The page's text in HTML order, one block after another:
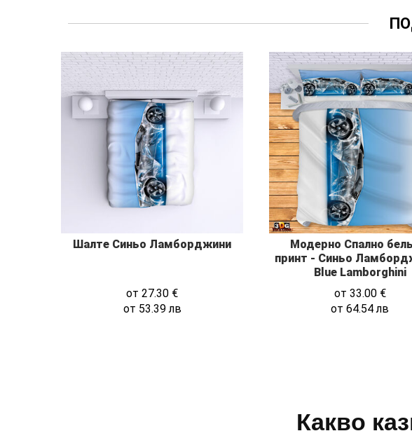
Шалте Синьо Ламборджини
от27.30 €
от 53.39лв
Модерно Спално
принт - Синьо
Blue Lamborghini
от 33.00 €
от64.54лв
Какво